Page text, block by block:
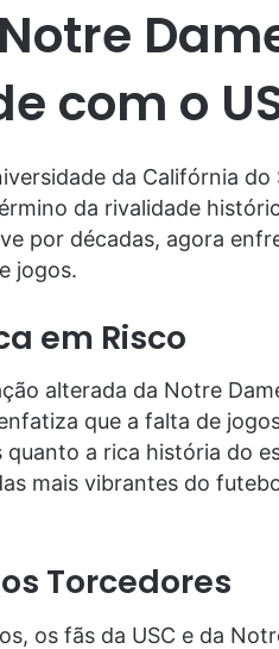
com o
da Califórnia do
da rivalidade
por décadas, agora
jogos.
em Risco
alterada da Notre
que a falta de
a rica história do
mais vibrantes do
Torcedores
os fãs da USC e da